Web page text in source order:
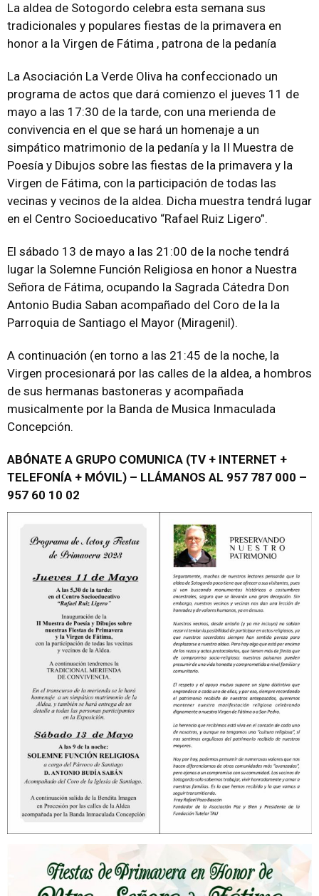
La aldea de Sotogordo celebra esta semana sus
tradicionales y populares fiestas de la primavera en
honor a la Virgen de Fátima , patrona de la pedanía
La Asociación La Verde Oliva ha confeccionado un
programa de actos que dará comienzo el jueves 11 de
mayo a las 17:30 de la tarde, con una merienda de
convivencia en el que se hará un homenaje a un
simpático matrimonio de la pedanía y la II Muestra de
Poesía y Dibujos sobre las fiestas de la primavera y la
Virgen de Fátima, con la participación de todas las
vecinas y vecinos de la aldea. Dicha muestra tendrá lugar
en el Centro Socioeducativo “Rafael Ruiz Ligero”.
El sábado 13 de mayo a las 21:00 de la noche tendrá
lugar la Solemne Función Religiosa en honor a Nuestra
Señora de Fátima, ocupando la Sagrada Cátedra Don
Antonio Budia Saban acompañado del Coro de la la
Parroquia de Santiago el Mayor (Miragenil).
A continuación (en torno a las 21:45 de la noche, la
Virgen procesionará por las calles de la aldea, a hombros
de sus hermanas bastoneras y acompañada
musicalmente por la Banda de Musica Inmaculada
Concepción.
ABÓNATE A GRUPO COMUNICA (TV + INTERNET +
TELEFONÍA + MÓVIL) – LLÁMANOS AL 957 787 000 –
957 60 10 02